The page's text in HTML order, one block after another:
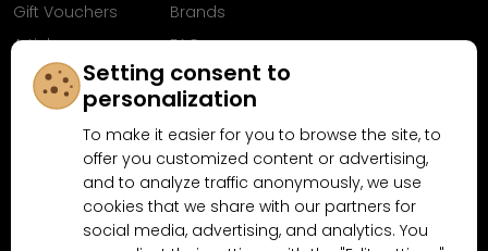
Gift Vouchers
Brands
Articles
FAQ
Follow us on
Facebook
Why shop at MN-Modelar.com
Setting consent to
personalization
To make it easier for you to browse the site, to
offer you customized content or advertising,
and to analyze traffic anonymously, we use
cookies that we share with our partners for
social media, advertising, and analytics. You